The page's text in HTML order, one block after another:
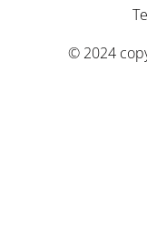
© 2024